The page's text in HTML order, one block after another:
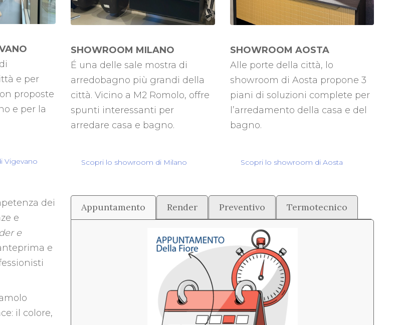
e per
proposte
e per la
Vigevano
SHOWROOM MILANO
É una delle sale mostra di
arredobagno più grandi della
città. Vicino a M2 Romolo, offre
spunti interessanti per
arredare casa e bagno.
Scopri lo showroom di Milano
SHOWROOM AOSTA
Alle porte della città, lo
showroom di Aosta propone 3
piani di soluzioni complete per
l’arredamento della casa e del
bagno.
Scopri lo showroom di Aosta
dei
e
e
e
il colore,
Appuntamento Render Preventivo Termotecnico